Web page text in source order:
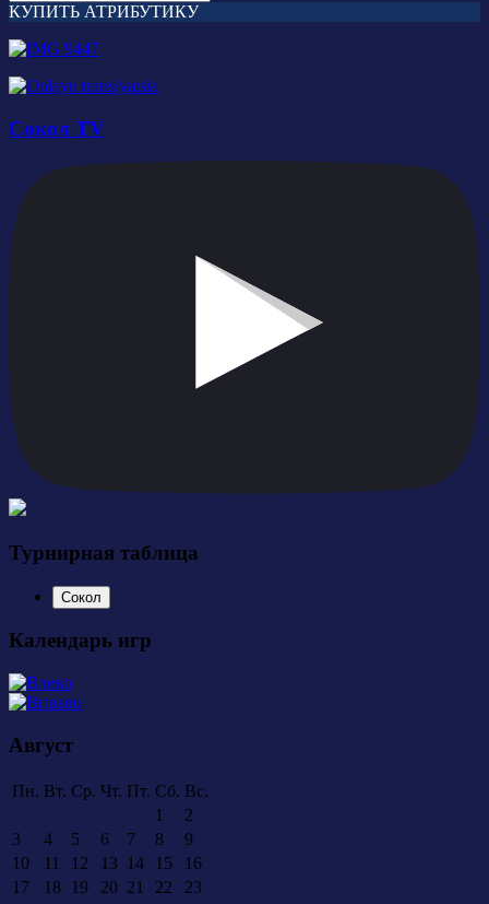
КУПИТЬ АТРИБУТИКУ
Сокол TV
Турнирная таблица
Сокол
Календарь игр
Август
Пн. Вт. Ср. Чт. Пт. Сб. Вс.
1
2
3
4 5 6 7 8
9
10
11 12 13 14 15
16
17
18 19 20 21 22
23